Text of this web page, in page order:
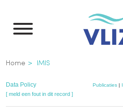
naar
inhoud
gaan
Kruimelpad
Home IMIS
Data Policy Publicaties |
[ meld een fout in dit record ]